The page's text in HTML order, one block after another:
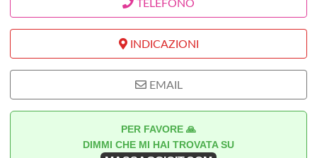
TELEFONO
INDICAZIONI
EMAIL
PER FAVORE 🙏
DIMMI CHE MI HAI TROVATA SU